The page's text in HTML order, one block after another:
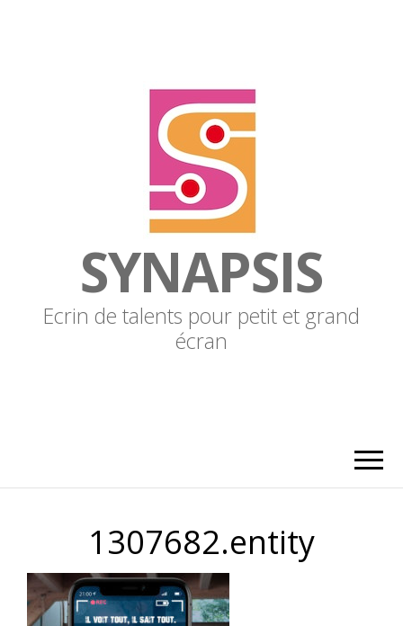
SYNAPSIS
Ecrin de talents pour petit et grand
écran
1307682.entity